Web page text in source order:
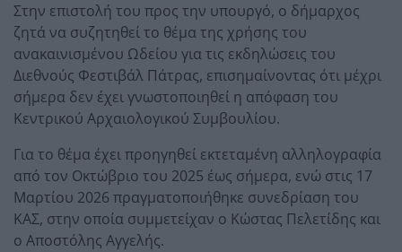
Στην επιστολή του προς την υπουργό, ο δήμαρχος
ζητά να συζητηθεί το θέμα της χρήσης του
ανακαινισμένου Ωδείου για τις εκδηλώσεις του
Διεθνούς Φεστιβάλ Πάτρας, επισημαίνοντας ότι μέχρι
σήμερα δεν έχει γνωστοποιηθεί η απόφαση του
Κεντρικού Αρχαιολογικού Συμβουλίου.
Για το θέμα έχει προηγηθεί εκτεταμένη αλληλογραφία
από τον Οκτώβριο του 2025 έως σήμερα, ενώ στις 17
Μαρτίου 2026 πραγματοποιήθηκε συνεδρίαση του
ΚΑΣ, στην οποία συμμετείχαν ο Κώστας Πελετίδης και
ο Αποστόλης Αγγελής.